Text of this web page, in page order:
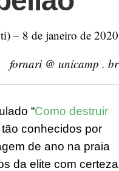
– 8 de janeiro de 2020
fornari @ unicamp . br
“Como destruir
tão conhecidos por
de ano na praia
da elite com certeza